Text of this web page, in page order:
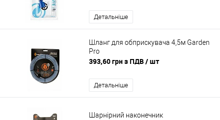
Детальніше
Шланг для обприскувача 4,5м Garden
Pro
393,60 грн з ПДВ/ шт
Детальніше
Шарнірний наконечник